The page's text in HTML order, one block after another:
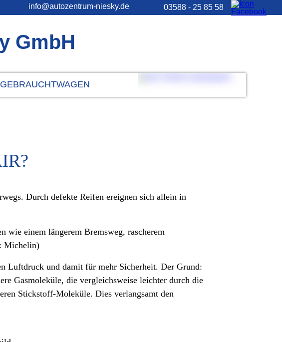
GmbH
GEBRAUCHTWAGEN
Durch defekte Reifen ereignen sich allein in
einem längerem Bremsweg, rascherem
Michelin)
Luftdruck und damit für mehr Sicherheit. Der Grund:
Gasmoleküle, die vergleichsweise leichter durch die
Stickstoff-Moleküle. Dies verlangsamt den
info@autozentrum-niesky.de 03588 - 25 85 58